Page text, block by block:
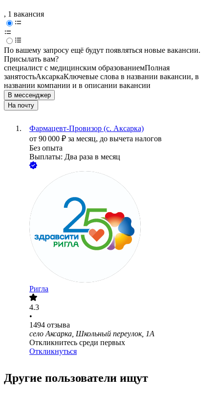
, 1 вакансия
По вашему запросу ещё будут появляться новые вакансии.
Присылать вам?
специалист с медицинским образованиемПолная
занятостьАксаркаКлючевые слова в названии вакансии, в
названии компании и в описании вакансии
В мессенджер
На почту
Фармацевт-Провизор (с. Аксарка)
от 90 000 ₽ за месяц, до вычета налогов
Без опыта
Выплаты: Два раза в месяц
Ригла
4.3
•
1494 отзыва
село Аксарка, Школьный переулок, 1А
Откликнитесь среди первых
Откликнуться
Другие пользователи ищут